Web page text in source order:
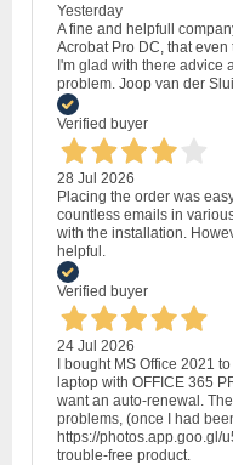
Yesterday
A fine and helpfull
Acrobat Pro DC, that
I'm glad with there advice
problem. Joop van der
Verified buyer
28 Jul 2026
Placing the order was
countless emails in
with the installation.
helpful.
Verified buyer
24 Jul 2026
I bought MS Office 2021
laptop with OFFICE 365
want an auto-renewal.
problems, (once I had
https://photos.app.goo.gl/
trouble-free product.